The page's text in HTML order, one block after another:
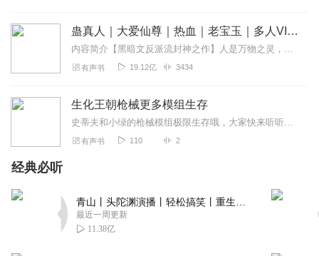
浮云8856
第一部没听先过来听这个很喜欢飞流小说没听先给给好评
2020-10-03
一只喵ooooo
飞哥出品 必属精品！必须给我们飞歌五星好评！(◦˙▽˙◦)
2020-09-30
朕很欣赏威武霸气
听主播的书，花了我0.2%的电量，3M的流量，一分钟的时
间，73焦耳的热量，还浪费我用26键打了57个汉字，9个逗
号，13个阿拉伯数字，让我原本不富裕的家庭雪上加霜。条
蛊真人｜大爱仙尊｜热血｜老宝玉｜多人VIP免费有声剧
内容简介【黑暗文反派流封神之作】人是万物之灵，蛊是天地真精。一个穿越者不断重生的故事。一个养蛊、炼蛊、用蛊的奇特世界。配音组（男角色）老宝玉旁白...
有声书 19.12亿 3434
生化王朝枪械更多模组生存
史蒂夫和小绿的枪械模组极限生存哦，大家快来听听，他们从和平开始到噩梦及模式的生存体验过吗？
有声书 110 2
经典必听
最近一周更新
11.38亿